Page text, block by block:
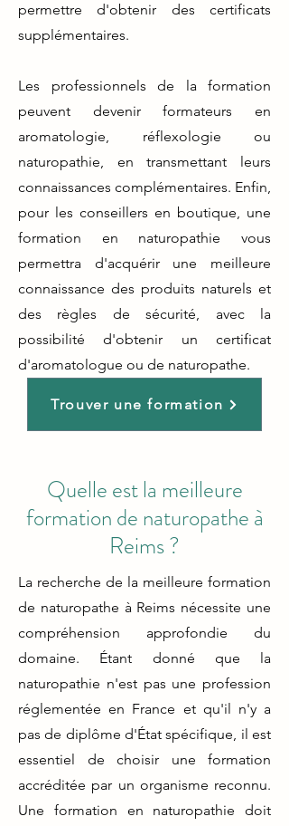
permettre d'obtenir des certificats
supplémentaires.
Les professionnels de la formation
peuvent devenir formateurs en
aromatologie, réflexologie ou
naturopathie, en transmettant leurs
connaissances complémentaires. Enfin,
pour les conseillers en boutique, une
formation en naturopathie vous
permettra d'acquérir une meilleure
connaissance des produits naturels et
des règles de sécurité, avec la
possibilité d'obtenir un certificat
d'aromatologue ou de naturopathe.
Trouver une formation
Quelle est la meilleure
formation de naturopathe à
Reims ?
La recherche de la meilleure formation
de naturopathe à Reims nécessite une
compréhension approfondie du
domaine. Étant donné que la
naturopathie n'est pas une profession
réglementée en France et qu'il n'y a
pas de diplôme d'État spécifique, il est
essentiel de choisir une formation
accréditée par un organisme reconnu.
Une formation en naturopathie doit